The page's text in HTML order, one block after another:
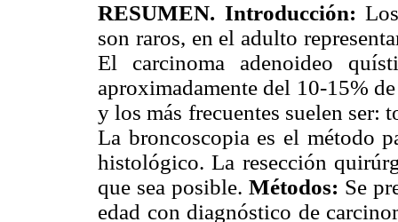
RESUMEN. Introducción:
son raros, en el adulto
El carcinoma adenoideo
aproximadamente del 10-15%
y los más frecuentes suelen ser:
La broncoscopia es el método
histológico. La resección
que sea posible. Métodos: Se
edad con diagnóstico de